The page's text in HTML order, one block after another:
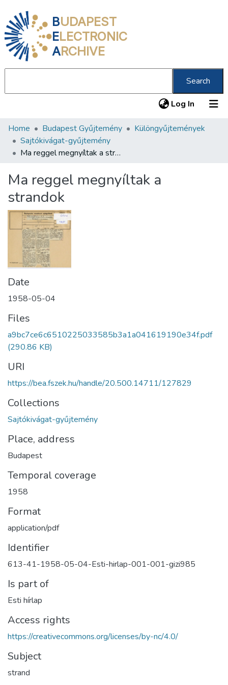
BUDAPEST
ELECTRONIC
ARCHIVE
Search
Log In (current)
Communities & Collections
All of DSpace
About us
Home Budapest Gyűjtemény
Különgyűjtemények
Sajtókivágat-gyűjtemény
Ma reggel megnyíltak a strandok
Ma reggel megnyíltak a
strandok
Date
1958-05-04
Files
a9bc7ce6c6510225033585b3a1a041619190e34f.pdf
(290.86 KB)
URI
https://bea.fszek.hu/handle/20.500.14711/127829
Collections
Sajtókivágat-gyűjtemény
Place, address
Budapest
Temporal coverage
1958
Format
application/pdf
Identifier
613-41-1958-05-04-Esti-hirlap-001-001-gizi985
Is part of
Esti hírlap
Access rights
https://creativecommons.org/licenses/by-nc/4.0/
Subject
strand